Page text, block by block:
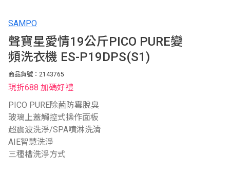
SAMPO
聲寶星愛情19公斤PICO PURE變
頻洗衣機 ES-P19DPS(S1)
商品貨號：2143765
現折688 加碼好禮
PICO PURE除菌防霉脫臭
玻璃上蓋觸控式操作面板
超震波洗淨/SPA噴淋洗清
AIE智慧洗淨
三種槽洗淨方式